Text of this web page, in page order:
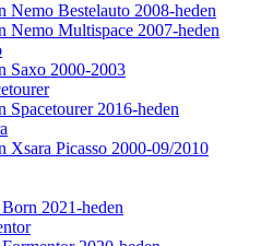
Nemo Bestelauto 2008-heden
Nemo Multispace 2007-heden
Saxo 2000-2003
Spacetourer 2016-heden
Xsara Picasso 2000-09/2010
2021-heden